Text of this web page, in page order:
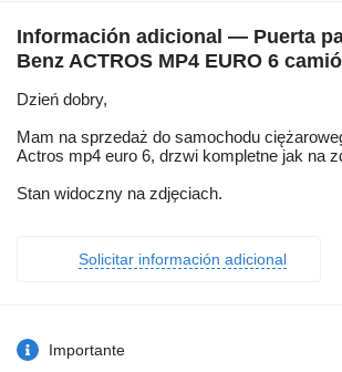
Información adicional — Puerta
Benz ACTROS MP4 EURO 6
Dzień dobry,
Mam na sprzedaż do samochodu
Actros mp4 euro 6, drzwi kompletne jak na
Stan widoczny na zdjęciach.
Solicitar información adicional
Importante